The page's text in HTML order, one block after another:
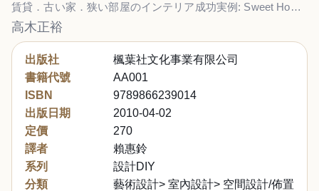
賃貸．古い家．狭い部屋のインテリア成功実例: Sweet Home140のアイデア
高木正裕
出版社
楓葉社文化事業有限公司
書籍代號
AA001
ISBN
9789866239014
出版日期
2010-04-02
定價
270
譯者
賴惠鈴
系列
設計DIY
分類
藝術設計> 室內設計> 空間設計/佈置